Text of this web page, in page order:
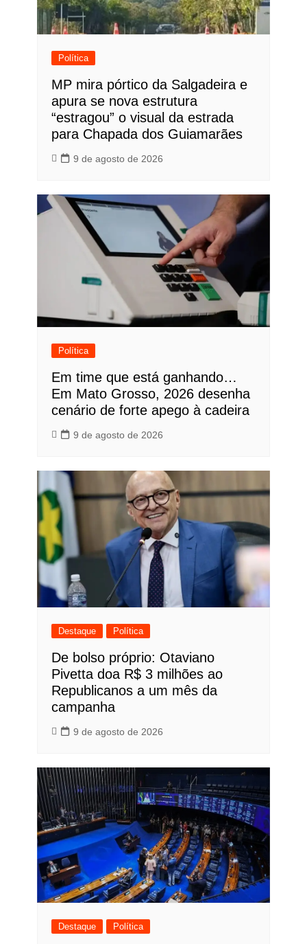
Política
MP mira pórtico da Salgadeira e
apura se nova estrutura
“estragou” o visual da estrada
para Chapada dos Guiamarães
9 de agosto de 2026
Política
Em time que está ganhando…
Em Mato Grosso, 2026 desenha
cenário de forte apego à cadeira
9 de agosto de 2026
Destaque Política
De bolso próprio: Otaviano
Pivetta doa R$ 3 milhões ao
Republicanos a um mês da
campanha
9 de agosto de 2026
Destaque Política